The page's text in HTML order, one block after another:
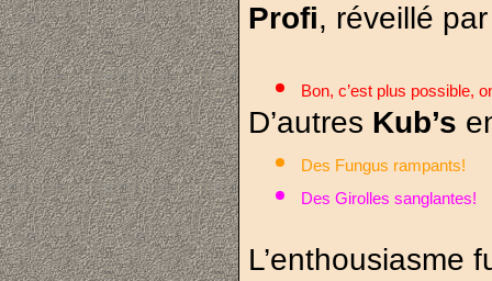
Profi, réveillé
Bon, c’est plus possible,
D’autres Kub’s
Des Fungus rampants!
Des Girolles sanglantes!
L’enthousiasme